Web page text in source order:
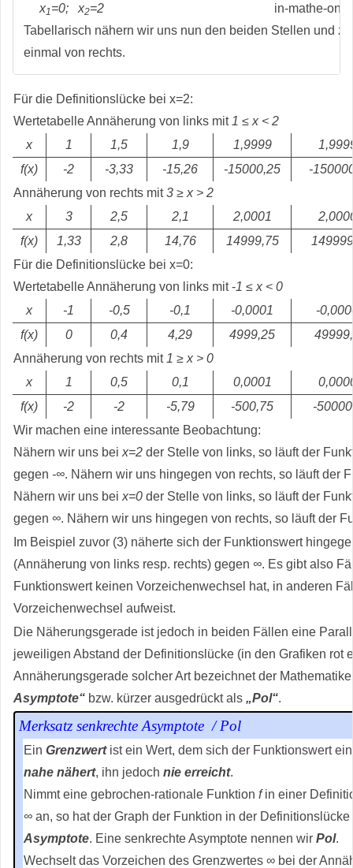
x1=0; x2=2
Tabellarisch nähern wir uns nun den beiden Stellen und
einmal von rechts.
Für die Definitionslücke bei x=2:
Wertetabelle Annäherung von links mit 1 ≤ x < 2
x
1 1,5 1,9 1,9999
f(x)
-2 -3,33 -15,26 -15000,25
-
Annäherung von rechts mit3 ≥ x > 2
x
3 2,5 2,1 2,0001
f(x)
1,33 2,8 14,76 14999,75
Für die Definitionslücke bei x=0:
Wertetabelle Annäherung von links mit -1 ≤ x < 0
x
-1 -0,5 -0,1 -0,0001
-
f(x)
0 0,4 4,29 4999,25
Annäherung von rechts mit 1 ≥ x > 0
x
1 0,5 0,1 0,0001
f(x)
-2 -2 -5,79 -500,75
-
Wir machen eine interessante Beobachtung:
Nähern wir uns bei x=2 der Stelle von links, so läuft der
gegen -∞. Nähern wir uns hingegen von rechts, so läuft der
Nähern wir uns bei x=0 der Stelle von links, so läuft der
gegen ∞. Nähern wir uns hingegen von rechts, so läuft der
Im Beispiel zuvor (3) näherte sich der Funktionswert
(Annäherung von links resp. rechts) gegen ∞. Es gibt also
Funktionswert keinen Vorzeichenwechsel hat, in anderen
Vorzeichenwechsel aufweist.
Die Näherungsgerade ist jedoch in beiden Fällen eine
jeweiligen Abstand der Definitionslücke (in den Grafiken rot
Annäherungsgerade solcher Art bezeichnet der
Asymptote“ bzw. kürzer ausgedrückt als „Pol“.
Merksatz senkrechte Asymptote / Pol
Ein Grenzwertist ein Wert, dem sich der Funktionswert
nahe nähert, ihn jedoch nie erreicht.
Nimmt eine gebrochen-rationale Funktion fin einer
∞ an, so hat der Graph der Funktion in der
Asymptote. Eine senkrechte Asymptote nennen wir Pol.
Wechselt das Vorzeichen des Grenzwertes ∞ bei der